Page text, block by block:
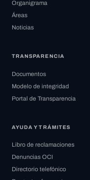
Organigrama
Áreas
Noticias
TRANSPARENCIA
Documentos
Modelo de integridad
Portal de Transparencia
AYUDA Y TRÁMITES
Libro de reclamaciones
Denuncias OCI
Directorio telefónico